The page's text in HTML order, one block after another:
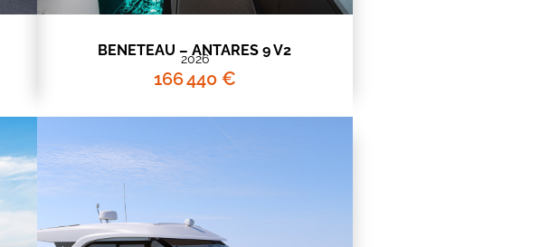
BENETEAU – ANTARES 9 V2
2026
166 440 €